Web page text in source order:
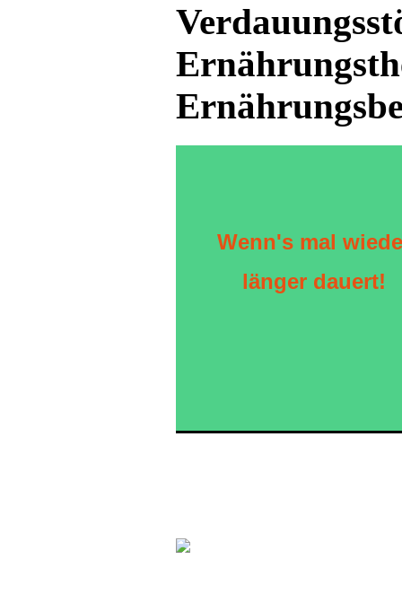
Wenn's mal
länger dauert!